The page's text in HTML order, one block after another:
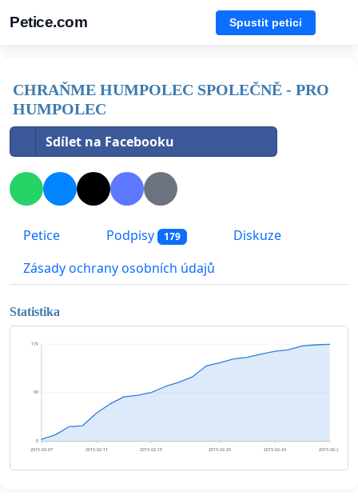
Petice.com Spustit petici
CHRAŇME HUMPOLEC SPOLEČNĚ - PRO
HUMPOLEC
Sdílet na Facebooku
Petice Podpisy 179
Diskuze
Zásady ochrany osobních údajů
Statistika
0
90
179
2015-02-07 2015-02-11 2015-02-15 2015-02-20 2015-02-24 2015-02-28